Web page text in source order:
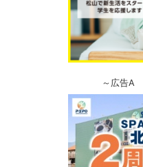
～広告A